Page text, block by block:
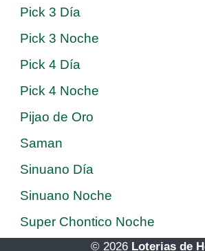
Pick 3 Día
Pick 3 Noche
Pick 4 Día
Pick 4 Noche
Pijao de Oro
Saman
Sinuano Día
Sinuano Noche
Super Chontico Noche
© 2026 Loterias de